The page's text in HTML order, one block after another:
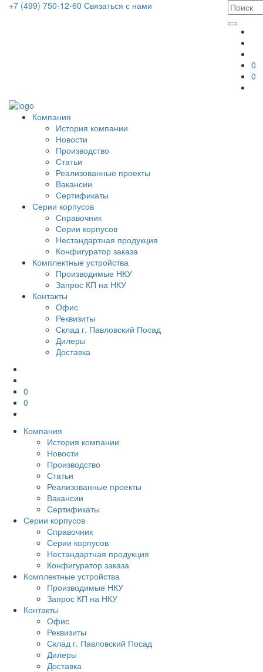
+7 (499) 750-12-60 Связаться с нами
0
0
Компания
История компании
Новости
Производство
Статьи
Реализованные проекты
Вакансии
Сертификаты
Серии корпусов
Справочник
Серии корпусов
Нестандартная продукция
Конфигуратор заказа
Комплектные устройства
Производимые НКУ
Запрос КП на НКУ
Контакты
Офис
Реквизиты
Склад г. Павловский Посад
Дилеры
Доставка
0
0
Компания
История компании
Новости
Производство
Статьи
Реализованные проекты
Вакансии
Сертификаты
Серии корпусов
Справочник
Серии корпусов
Нестандартная продукция
Конфигуратор заказа
Комплектные устройства
Производимые НКУ
Запрос КП на НКУ
Контакты
Офис
Реквизиты
Склад г. Павловский Посад
Дилеры
Доставка